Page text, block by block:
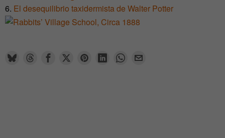
6. El desequilibrio taxidermista de Walter Potter